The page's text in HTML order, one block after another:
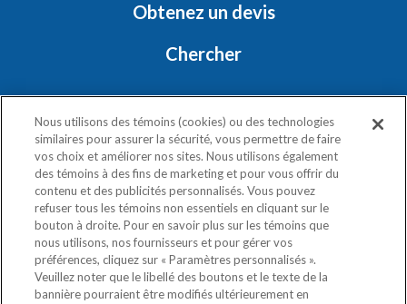
Obtenez un devis
Chercher
RESTONS EN CONTACT
Politique de confidentialité
Exercez vos droits
Nous utilisons des témoins (cookies) ou des technologies
similaires pour assurer la sécurité, vous permettre de faire
vos choix et améliorer nos sites. Nous utilisons également
des témoins à des fins de marketing et pour vous offrir du
contenu et des publicités personnalisés. Vous pouvez
refuser tous les témoins non essentiels en cliquant sur le
bouton à droite. Pour en savoir plus sur les témoins que
nous utilisons, nos fournisseurs et pour gérer vos
préférences, cliquez sur « Paramètres personnalisés ».
Veuillez noter que le libellé des boutons et le texte de la
bannière pourraient être modifiés ultérieurement en